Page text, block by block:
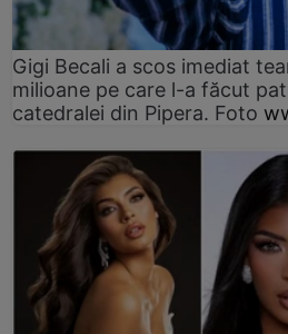
Gigi Becali a scos imediat
milioane pe care l-a făcut
catedralei din Pipera. Foto